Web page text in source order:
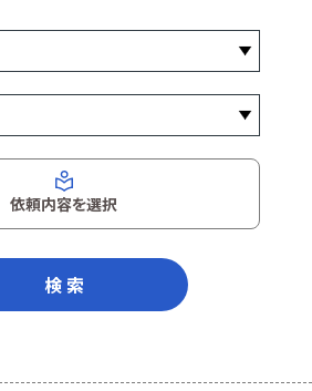
依頼内容を選択
検 索